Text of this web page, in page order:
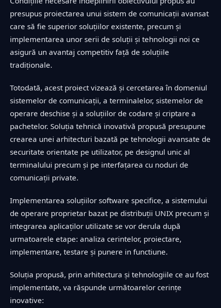
presupus proiectarea unui sistem de comunicații avansat
care să fie superior soluțiilor existente, precum și
implementarea unor serii de soluții și tehnologii noi ce
asigură un avantaj competitiv față de soluțiile
tradiționale.
Totodată, acest proiect vizează și cercetarea în domeniul
sistemelor de comunicații, a terminalelor, sistemelor de
operare deschise și a soluțiilor de codare și criptare a
pachetelor. Soluția tehnică inovativă propusă presupune
crearea unei arhitecturi bazată pe tehnologii avansate de
securitate orientate pe utilizator, pe designul unic al
terminalului precum și pe interfațarea cu noduri de
comunicații private.
Implementarea soluțiilor software specifice, a sistemului
de operare proprietar bazat pe distribuții UNIX precum și
integrarea aplicaților utilizate se vor derula după
urmatoarele etape: analiza cerintelor, proiectare,
implementare, testare și punere in functiune.
Soluția propusă, prin arhitectura și tehnologiile ce au fost
implementate, va răspunde următoarelor cerințe
inovative: